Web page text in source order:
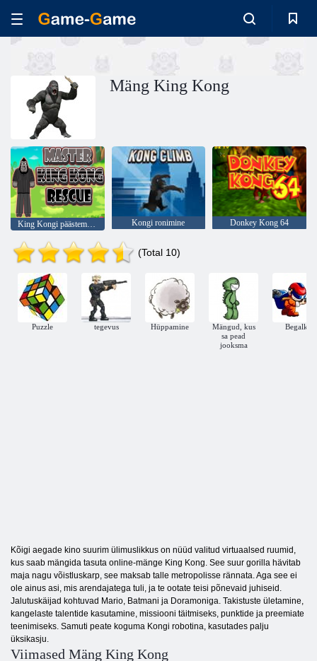
Mäng King Kong
King Kongi päästemeister Kongi ronimine Donkey Kong 64
(Total 10)
Puzzle tegevus Hüppamine
Mängud, kus
sa pead
jooksma
Begalki
Kõigi aegade kino suurim ülimuslikkus on nüüd valitud virtuaalsed ruumid,
kus saab mängida tasuta online-mänge King Kong. See suur gorilla hävitab
maja nagu võistluskarp, see maksab talle metropolisse rännata. Aga see ei
ole ainus asi, mis arendajatega tuli, ja te ootate teisi põnevaid juhiseid.
Jalutuskäijad kohtuvad Mario, Batmani ja Doramoniga. Takistuste ületamine,
kangelaste talentide kasutamine, missiooni täitmiseks, punktide ja preemiate
teenimiseks. Samuti peate koguma Kongi robotina, kasutades palju
üksikasju.
Viimased Mäng King Kong